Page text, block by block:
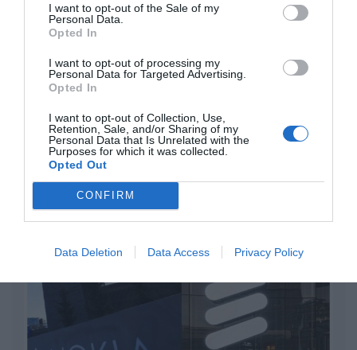
I want to opt-out of the Sale of my
Personal Data.
Opted In
I want to opt-out of processing my
Personal Data for Targeted Advertising.
Opted In
I want to opt-out of Collection, Use,
Retention, Sale, and/or Sharing of my
Personal Data that Is Unrelated with the
Purposes for which it was collected.
Opted Out
CONFIRM
Data Deletion Data Access Privacy Policy
DIARIO DE LA CORRUPCIÓN SANCHISTA
Diario de la corrupción sanchista. Hazte
Oír se manifiesta delante de La Mareta:
“Pedro Sánchez es un criminal”
por Redacción
Artículos anteriores
Opinión
Enormes minucias
por Eulogio López